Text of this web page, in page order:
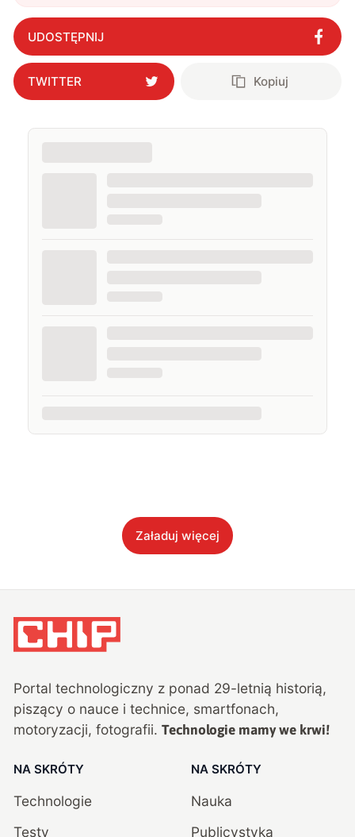
UDOSTĘPNIJ
TWITTER Kopiuj
Załaduj więcej
Portal technologiczny z ponad 29-letnią historią,
piszący o nauce i technice, smartfonach,
motoryzacji, fotografii. Technologie mamy we krwi!
NA SKRÓTY
Technologie
Testy
NA SKRÓTY
Nauka
Publicystyka